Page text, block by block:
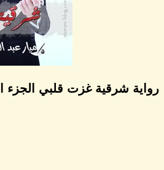
رواية شرقية غزت قلبي الجزء